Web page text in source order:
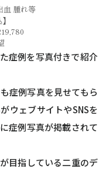
血 腫れ等
症例を写真付きで紹介
症例写真を見せてもら
ウェブサイトやSNSを
症例写真が掲載されて
目指している二重のデ